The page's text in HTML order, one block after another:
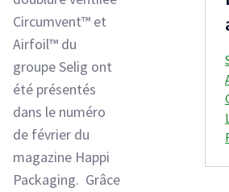
Circumvent™ et
Airfoil™ du
groupe Selig ont
été présentés
dans le numéro
de février du
magazine Happi
Packaging. Grâce